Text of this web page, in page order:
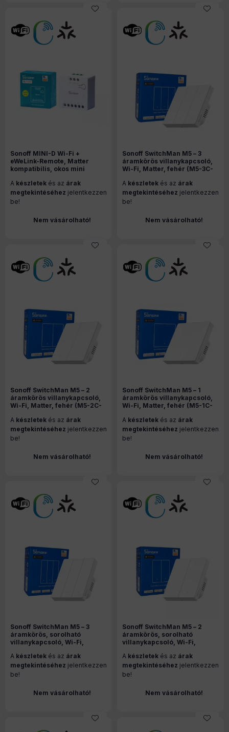
Sonoff MINI-D Wi-Fi +
eWeLink-Remote, Matter
kompatibilis, okos mini
kimenettel
A készletek és az árak
megtekintéséhez jelentkezzen
be!
Nem vásárolható!
Sonoff SwitchMan M5 – 3
áramkörös villanykapcsoló,
Wi-Fi, Matter, fehér (M5-3C-
A készletek és az árak
megtekintéséhez jelentkezzen
be!
Nem vásárolható!
Sonoff SwitchMan M5 – 2
áramkörös villanykapcsoló,
Wi-Fi, Matter, fehér (M5-2C-
A készletek és az árak
megtekintéséhez jelentkezzen
be!
Nem vásárolható!
Sonoff SwitchMan M5 – 1
áramkörös villanykapcsoló,
Wi-Fi, Matter, fehér (M5-1C-
A készletek és az árak
megtekintéséhez jelentkezzen
be!
Nem vásárolható!
Sonoff SwitchMan M5 – 3
áramkörös, sorolható
villanykapcsoló, Wi-Fi,
A készletek és az árak
megtekintéséhez jelentkezzen
be!
Nem vásárolható!
Sonoff SwitchMan M5 – 2
áramkörös, sorolható
villanykapcsoló, Wi-Fi,
A készletek és az árak
megtekintéséhez jelentkezzen
be!
Nem vásárolható!